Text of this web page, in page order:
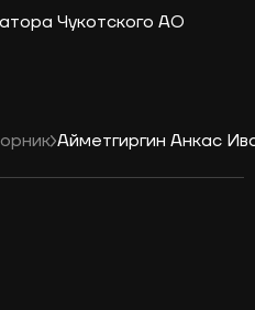
Чукотского АО
Айметгиргин Анкас